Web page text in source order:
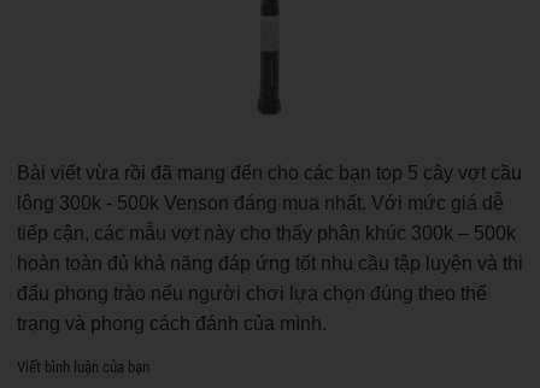
Bài viết vừa rồi đã mang đến cho các bạn top 5 cây vợt cầu
lông 300k - 500k Venson đáng mua nhất. Với mức giá dễ
tiếp cận, các mẫu vợt này cho thấy phân khúc 300k – 500k
hoàn toàn đủ khả năng đáp ứng tốt nhu cầu tập luyện và thi
đấu phong trào nếu người chơi lựa chọn đúng theo thể
trạng và phong cách đánh của mình.
Viết bình luận của bạn